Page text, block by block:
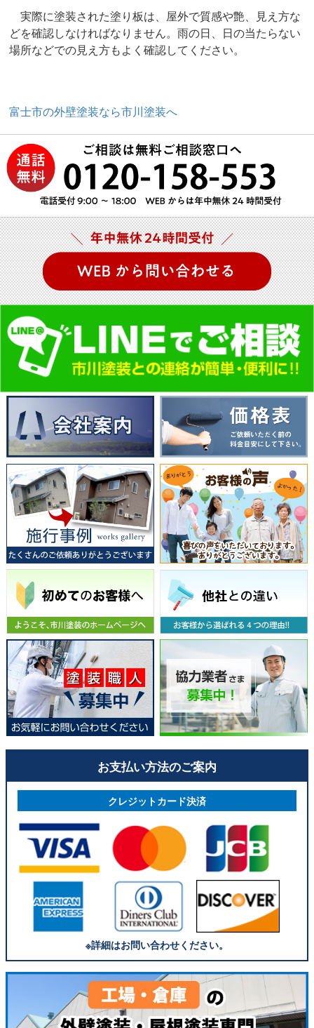
実際に塗装された塗り板は、屋外で質感や艶、見え方な
どを確認しなければなりません。雨の日、日の当たらない
場所などでの見え方もよく確認してください。
富士市の外壁塗装なら市川塗装へ
お支払い方法のご案内
クレジットカード決済
※詳細はお問い合わせください。